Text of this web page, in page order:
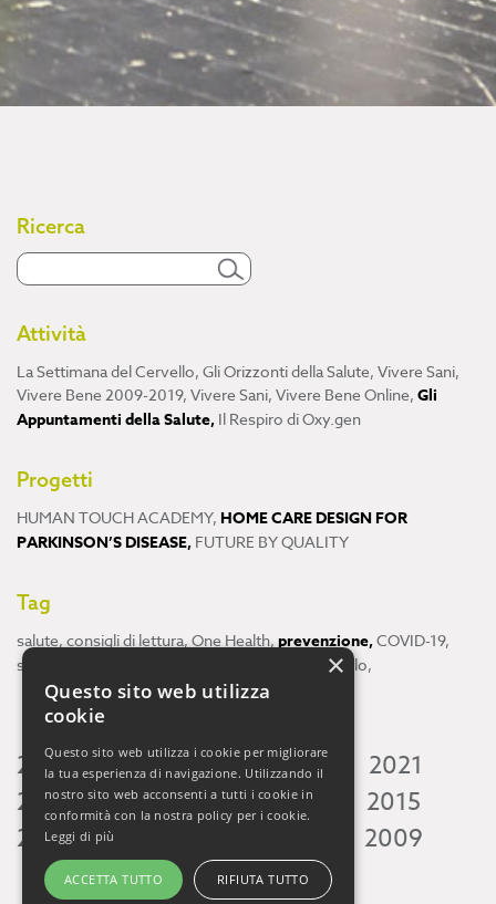
Ricerca
Attività
La Settimana del Cervello, Gli Orizzonti della Salute, Vivere Sani,
Vivere Bene 2009-2019, Vivere Sani, Vivere Bene Online, Gli
Appuntamenti della Salute, Il Respiro di Oxy.gen
Progetti
HUMAN TOUCH ACADEMY, HOME CARE DESIGN FOR
PARKINSON’S DISEASE, FUTURE BY QUALITY
Tag
salute, consigli di lettura, One Health, prevenzione,COVID-19,
scienza
cervello,
2026 2025 2024 2023 2022
2021
2020 2019 2018 2017 2016
2015
2014 2013 2009
×
Questo sito web utilizza
cookie
Questo sito web utilizza i cookie per migliorare
la tua esperienza di navigazione. Utilizzando il
nostro sito web acconsenti a tutti i cookie in
conformità con la nostra policy per i cookie.
Leggi di più
ACCETTA TUTTO RIFIUTA TUTTO